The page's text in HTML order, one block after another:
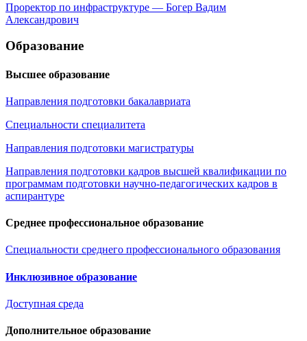
Проректор по инфраструктуре — Богер Вадим
Александрович
Образование
Высшее образование
Направления подготовки бакалавриата
Специальности специалитета
Направления подготовки магистратуры
Направления подготовки кадров высшей квалификации по
программам подготовки научно-педагогических кадров в
аспирантуре
Среднее профессиональное образование
Специальности среднего профессионального образования
Инклюзивное образование
Доступная среда
Дополнительное образование